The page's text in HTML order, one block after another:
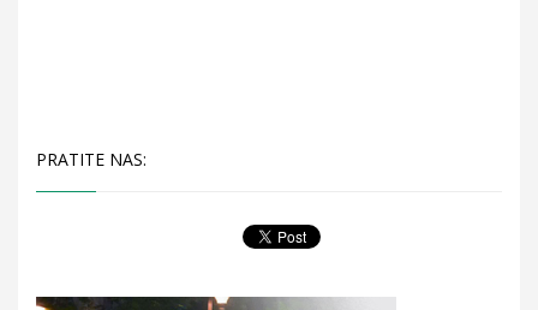
PRATITE NAS: